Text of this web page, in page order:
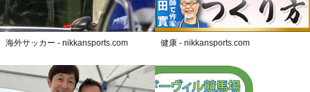
海外サッカー - nikkansports.com 健康 - nikkansports.com